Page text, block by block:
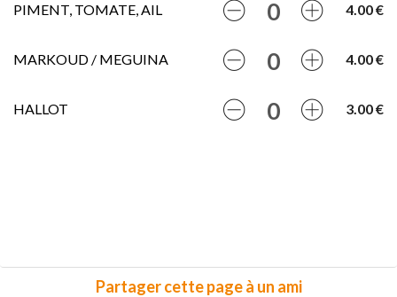
4.00 €
PIMENT, TOMATE, AIL
4.00 €
MARKOUD / MEGUINA
3.00 €
HALLOT
Partager cette page à un ami